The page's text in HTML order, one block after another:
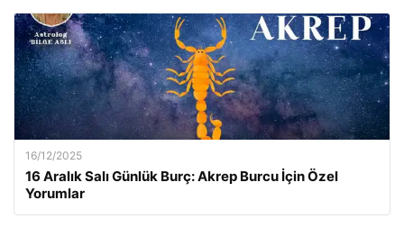
16/12/2025
16 Aralık Salı Günlük Burç: Akrep Burcu İçin Özel
Yorumlar